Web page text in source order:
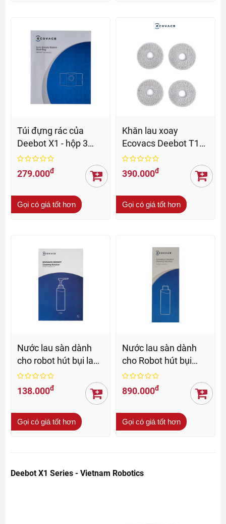
Túi đựng rác của
Deebot X1 - hộp 3
chiếc
279.000đ
Gọi có giá tốt hơn
Khăn lau xoay
Ecovacs Deebot T10
/ T20 / X1 / X2 / T30 /
X5
390.000đ
Gọi có giá tốt hơn
Nước lau sàn dành
cho robot hút bụi lau
nhà Ecovacs Deebot
138.000đ
Gọi có giá tốt hơn
Nước lau sàn dành
cho Robot hút bụi
Ecovacs (1 lít)
890.000đ
Gọi có giá tốt hơn
Deebot X1 Series - Vietnam Robotics